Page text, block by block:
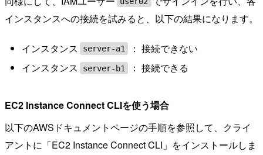
インスタンスへの接続を試みると、以下の結果になります。
インスタンス server-a1
： 接続できない
インスタンス
server-b1 ： 接続できる
EC2 Instance Connect CLIを使う場合
以下のAWSドキュメントページの手順を参照して、クライ
アントに「EC2 Instance Connect CLI」をインストールしま